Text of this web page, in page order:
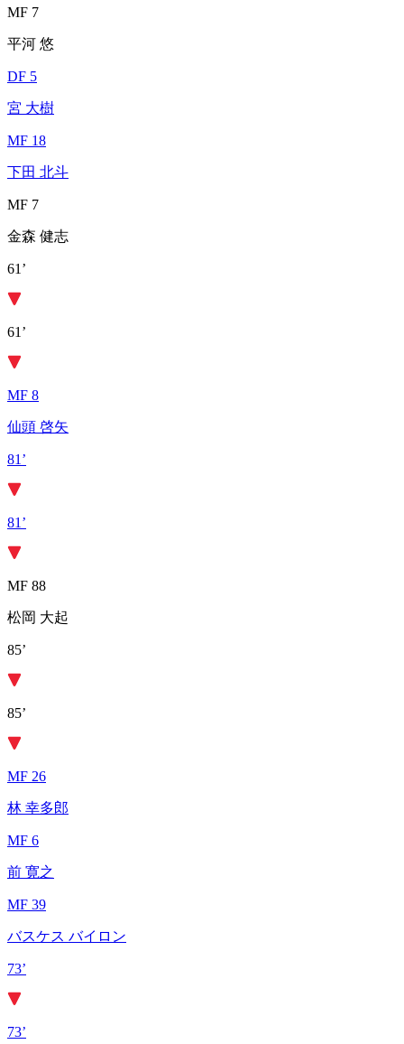
MF 7
平河 悠
DF 5
宮 大樹
MF 18
下田 北斗
MF 7
金森 健志
61’
61’
MF 8
仙頭 啓矢
81’
81’
MF 88
松岡 大起
85’
85’
MF 26
林 幸多郎
MF 6
前 寛之
MF 39
バスケス バイロン
73’
73’